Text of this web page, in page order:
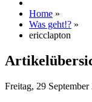
Home »
Was geht!? »
ericclapton
Freitag, 29